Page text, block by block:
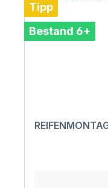
Tipp
Bestand 6+